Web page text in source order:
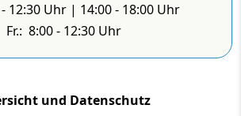
12:30 Uhr | 14:00 - 18:00 Uhr
Fr.: 8:00 - 12:30 Uhr
und Datenschutz